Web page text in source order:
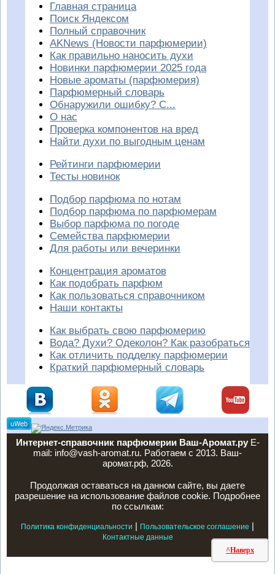
^Наверх
Главная страница
Поиск Яндексом
Полный справочник
AKNews (Новости парфюмерии)
Как правильно наносить духи
Новинки парфюмерии 2025 года
Новые ароматы (парфюмерия)
Парфюмерный словарь
Обнаружили ошибку? С...
О нас
Проверка компонентов на вред
Найти духи по выгодным ценам
Рейтинги парфюмерии
Тесты новинок
Подбор парфюма по нотам
Подбор парфюма по парфюмерам
Выбор парфюма по погоде
Семейства парфюмерии
Для работы или вечеринки
Концентрация ароматов
Как подобрать парфюм
Как пользоваться справочником
Наши контакты
Как выбрать свою парфюмерию
Вода? Духи? Одеколон? Как разобраться
Как отличить подделку парфюмерии
Краткий парфюмерный словарь
Интернет-справочник парфюмерии Ваш-Аромат.руE-
mail: info@vash-aromat.ru. Работаем с 2013. Ваш-
аромат.рф, 2026.
Продолжая оставаться на данном сайте, вы даете
разрешение на использование файлов cookie. Подробнее
по ссылкам:
Политика конфиденциальности Пользовательское соглашение
Контактные данные